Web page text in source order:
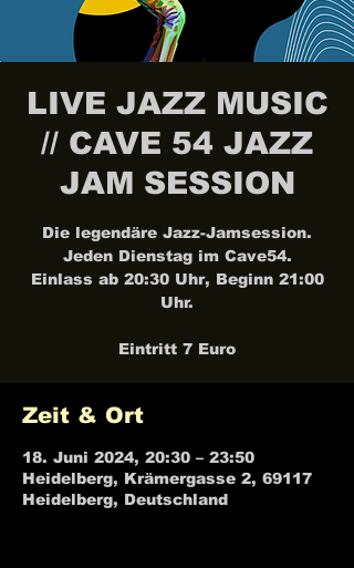
LIVE JAZZ MUSIC
// CAVE 54 JAZZ
JAM SESSION
Die legendäre Jazz-Jamsession.
Jeden Dienstag im Cave54.
Einlass ab 20:30 Uhr, Beginn 21:00
Uhr.
Eintritt 7 Euro
Zeit & Ort
18. Juni 2024, 20:30 – 23:50
Heidelberg, Krämergasse 2, 69117
Heidelberg, Deutschland